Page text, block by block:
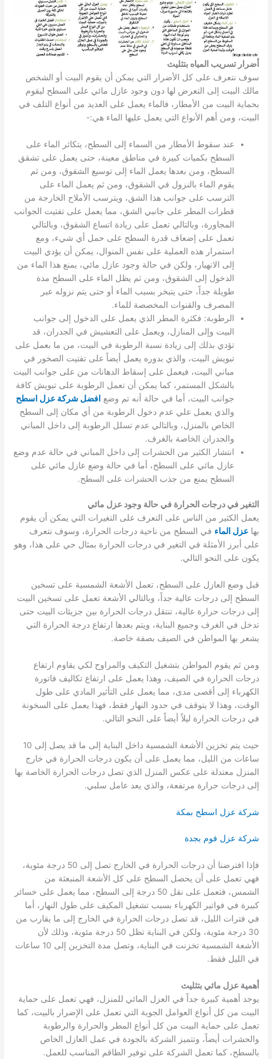
أضرار تسريب المياه بتثليث
سوف نتعرف على كل الأضرار التي يمكن أن يقوم البيت أو الشخص
مالك البيت إلى التعرض لها دون وجود عازل مائي على السطح ليقوم
بحماية البيت من الأمطار، فالماء يعمل على العديد من أنواع التلف في
البيت، ومن أهم الأنواع التي يعمل عليها الماء هي:-
عند سقوط الأمطار من السماء إلى السطح، يتكاثر الماء على
السطح بكميات كبيرة في مناطق معينة، حتى يعمل على تشقق
السطح، ومن بعدها يعمل الماء إلى توسيع الشقوق، ومن ثم
يقوم الماء بالنزول في الشقوق، ومن ثم يعمل الماء على
الترسب على جوانب هذا الشق، ويترسب الأملاح الخارجة من
قطرات المطر على جانبي الشق، مما يعمل على تفتيت الجوانب
المجاورة، وبالتالي تعمل على زيادة اتساع الشقوق، وبالتالي
تعمل على إضعاف قدرة السطح على حمل أي شيء، ومع
استمرار هذه العملية على نفس المنوال، يمكن أن يؤدي البيت
إلى الانهيار، ولكن في حالة وجود عازل مائي، يمنع هذا الماء من
الدخول إلى الشقوق، ومن ثم يظل الماء على السطح مدة
طويلة جداً، حتى يتبخر بسبب الماء أو حتى يتم نزوله عبر
المصرف والقنوات المخصصة للماء.
الرطوبة: فكثرة المطر الذي يعمل على الدخول إلى جوانب
البيت وإلى المنازل، ويعمل على التعشيش في الجدران، قد
تؤدي بذلك إلى زيادة نسبة الرطوبة في البيت، من ما بعمل على
تبويش البيت، والذي بدوره يعمل أيضاً على تفتيت الصخور في
مباني البيت، فيعمل على إسقاط الدهانات من على جوانب البيت
بالشكل المستمر، كما يمكن أن تعمل الرطوبة على تبويش كافة
جوانب البيت، أما في حالة أنه تم وضعافضل شركة عزل اسطح
والذي يعمل علي عدم دخول الرطوبة من أي مكان إلى السطح
الخاص بالمنزل، وبالتالي عدم تسلل الرطوبة إلى داخل المباني
والجدران الخاصة بالغرف.
انتشار الكثير من الحشرات إلى داخل المباني في حالة عدم وضع
عازل مائي على السطح، أما في حالة وضع عازل مائي على
السطح يمنع من جذب الحشرات على السطح.
التغير في درجات الحرارة في حالة وجود عزل مائي
يعمل الكثير من الناس على التعرف على التغيرات التي يمكن أن يقوم
بهاعزل الماء في السطح من ناحية درجات الحرارة، وسوف نتعرف
على أبرز الأمثلة في التغير في درجات الحرارة بمثال حي على هذا، وهو
يكون على النحو التالي.
قبل وضع العازل على السطح، تعمل الأشعة الشمسية على تسخين
السطح إلى درجات عالية جداً، وبالتالي الأشعة تعمل على تسخين البيت
إلى درجات حرارة عالية، تنتقل درجات الحرارة بين جزيئات البيت حتى
تدخل في الغرف وجميع البناية، ويتم بعدها ارتفاع درجة الحرارة التي
يشعر بها المواطن في الصيف بصفة خاصة.
ومن ثم يقوم المواطن بتشغيل التكيف والمراوح لكي يقاوم ارتفاع
درجات الحرارة في الصيف، وهذا يعمل على ارتفاع تكاليف فاتورة
الكهرباء إلى أقصى مدى، مما يعمل على التأثير المادي على طول
الوقت، وهذا لا يتوقف في حدود النهار فقط، فهذا يعمل على السخونة
في درجات الحرارة ليلاً أيضاً على النحو التالي.
حيث يتم تخزين الأشعة الشمسية داخل البناية إلى ما قد يصل إلى 10
ساعات من الليل، مما يعمل على أن يكون درجات الحرارة في خارج
المنزل معتدلة على عكس المنزل الذي تصل درجات الحرارة الخاصة بها
إلى درجات حرارة مرتفعة، والذي يعد عامل سلبي.
شركة عزل اسطح بمكة
شركة عزل فوم بجدة
فإذا افترضنا أن درجات الحرارة في الخارج تصل إلى 50 درجة مئوية،
فهي تعمل على أن يحصل السطح على كل الأشعة المنبعثة من
الشمس، فتعمل على نقل 50 درجة إلى السطح، مما يعمل على خسائر
كبيرة في فواتير الكهرباء بسبب تشغيل المكيف على طول النهار، أما
في فترات الليل، قد تصل درجات الحرارة في الخارج إلى ما يقارب من
30 درجة مئوية، ولكن في البناية تظل 50 درجة مئوية، وذلك لأن
الأشعة الشمسية تخزنت في البناية، وتصل مدة التخزين إلى 10 ساعات
في الليل فقط.
أهمية عزل مائي بتثليث
يوجد أهمية كبيرة جداً في العزل المائي للمنزل، فهي تعمل على حماية
البيت من كل أنواع العوامل الجوية التي تعمل على الإضرار بالبيت، كما
تعمل على حماية البيت من كل أنواع المطر والحرارة والرطوبة
والحشرات أيضاً، وتتميز الشركة بالجودة في عمل العازل الخاص
بالسطح، كما تعمل الشركة على توفير الطاقم المناسب للعمل.